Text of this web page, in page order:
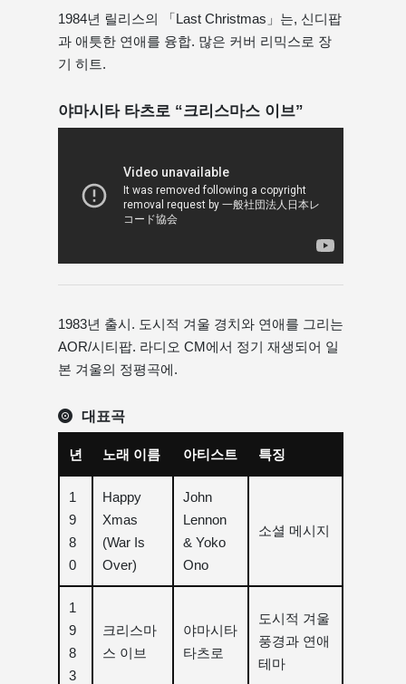
1984년 릴리스의 「Last Christmas」는, 신디팝
과 애틋한 연애를 융합. 많은 커버 리믹스로 장
기 히트.
야마시타 타츠로 “크리스마스 이브”
1983년 출시. 도시적 겨울 경치와 연애를 그리는
AOR/시티팝. 라디오 CM에서 정기 재생되어 일
본 겨울의 정평곡에.
대표곡
년 노래 이름 아티스트 특징
1
9
8
0
Happy
Xmas
(War Is
Over)
John
Lennon
& Yoko
Ono
소셜 메시지
1
9
8
3
크리스마
스 이브
야마시타
타츠로
도시적 겨울
풍경과 연애
테마